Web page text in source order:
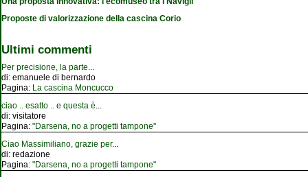
Proposte di valorizzazione della cascina Corio
Ultimi commenti
Per precisione, la parte...
di: emanuele di bernardo
Pagina: La cascina Moncucco
ciao .. esatto .. e questa è...
di: visitatore
Pagina: "Darsena, no a progetti tampone"
Ciao Massimiliano, grazie per...
di: redazione
Pagina: "Darsena, no a progetti tampone"